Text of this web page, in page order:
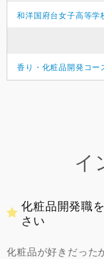
和洋国府台女子高等学
香り・化粧品開発コ
イ
化粧品開発職
さい
化粧品が好きだった